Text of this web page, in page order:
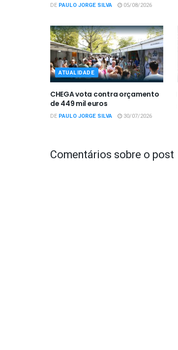
DE PAULO JORGE SILVA 05/08/2026
ATUALIDADE
CHEGA vota contra orçamento
de 449 mil euros
DE PAULO JORGE SILVA 30/07/2026
Comentários sobre o post